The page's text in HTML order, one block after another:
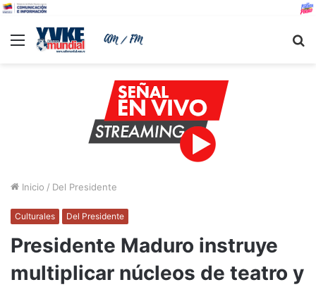
Menu
Inicio / Del Presidente
Culturales Del Presidente
Presidente Maduro instruye
multiplicar núcleos de teatro y